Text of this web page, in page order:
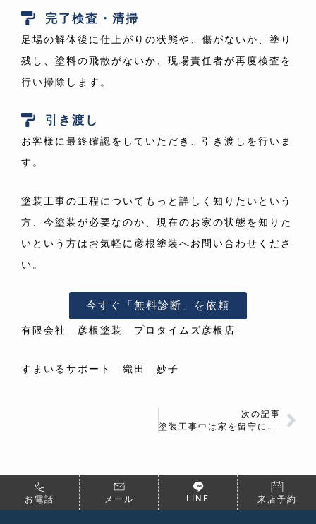
完了検査・清掃
足場の解体後に仕上がりの状態や、傷がないか、塗り
残し、塗料の飛散がないか、現場責任者が再度検査を
行い掃除します。
引き渡し
お客様に最終確認をしていただき、引き渡しを行いま
す。
塗装工事の工程についてもっと詳しく知りたいという
方、今塗装が必要なのか、現在のお家の状態を知りた
いという方はお気軽に彦根塗装へお問い合わせくださ
い。
今すぐ「無料診断」を依頼
有限会社 彦根塗装 プロタイムズ彦根店
すまいるサポート 織田 妙子
次の記事
塗装工事中は家を留守にしていても大丈夫？
お電話 メール LINE 来店予約